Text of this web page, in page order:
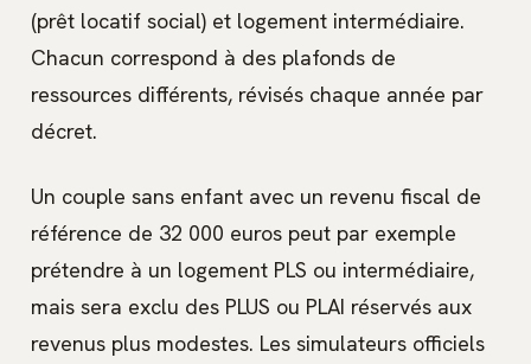
(prêt locatif social) et logement intermédiaire.
Chacun correspond à des plafonds de
ressources différents, révisés chaque année par
décret.
Un couple sans enfant avec un revenu fiscal de
référence de 32 000 euros peut par exemple
prétendre à un logement PLS ou intermédiaire,
mais sera exclu des PLUS ou PLAI réservés aux
revenus plus modestes. Les simulateurs officiels